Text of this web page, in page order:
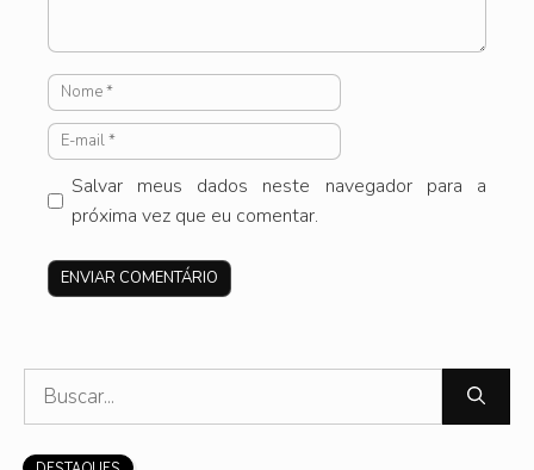
Nome
E-
mail
Salvar meus dados neste navegador para a
próxima vez que eu comentar.
Site
Pesquisar